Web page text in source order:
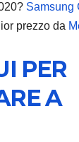
Samsung
prezzo da
PER
A